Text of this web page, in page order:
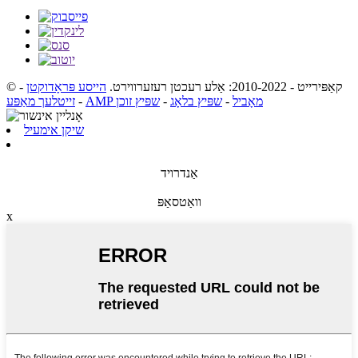
© קאַפּירייט - 2010-2022: אַלע רעכטן רעזערווירט. הייסע פּראָדוקטן -
זייטלעך מאַפּע - AMP מאָביל - שפּיץ בלאָג - שפּיץ זוכן
שיקן אימעיל
אַנדרויד
וואַטסאַפּ
x